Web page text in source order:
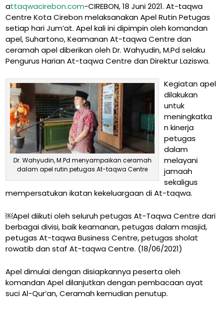
attaqwacirebon.com-CIREBON, 18 Juni 2021. At-taqwa
Centre Kota Cirebon melaksanakan Apel Rutin Petugas
setiap hari Jum’at. Apel kali ini dipimpin oleh komandan
apel, Suhartono, Keamanan At-taqwa Centre dan
ceramah apel diberikan oleh Dr. Wahyudin, M.Pd selaku
Pengurus Harian At-taqwa Centre dan Direktur Laziswa.
Dr. Wahyudin, M.Pd menyampaikan ceramah
dalam apel rutin petugas At-taqwa Centre
Kegiatan apel
dilakukan
untuk
meningkatka
n kinerja
petugas
dalam
melayani
jamaah
sekaligus
mempersatukan ikatan kekeluargaan di At-taqwa.
￼Apel diikuti oleh seluruh petugas At-Taqwa Centre dari
berbagai divisi, baik keamanan, petugas dalam masjid,
petugas At-taqwa Business Centre, petugas sholat
rowatib dan staf At-taqwa Centre. (18/06/2021)
Apel dimulai dengan disiapkannya peserta oleh
komandan Apel dilanjutkan dengan pembacaan ayat
suci Al-Qur’an, Ceramah kemudian penutup.